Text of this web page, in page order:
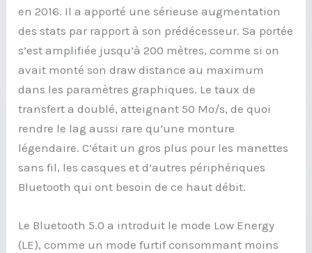
en 2016. Il a apporté une sérieuse augmentation
des stats par rapport à son prédécesseur. Sa portée
s’est amplifiée jusqu’à 200 mètres, comme si on
avait monté son draw distance au maximum
dans les paramètres graphiques. Le taux de
transfert a doublé, atteignant 50 Mo/s, de quoi
rendre le lag aussi rare qu’une monture
légendaire. C’était un gros plus pour les manettes
sans fil, les casques et d’autres périphériques
Bluetooth qui ont besoin de ce haut débit.
Le Bluetooth 5.0 a introduit le mode Low Energy
(LE), comme un mode furtif consommant moins